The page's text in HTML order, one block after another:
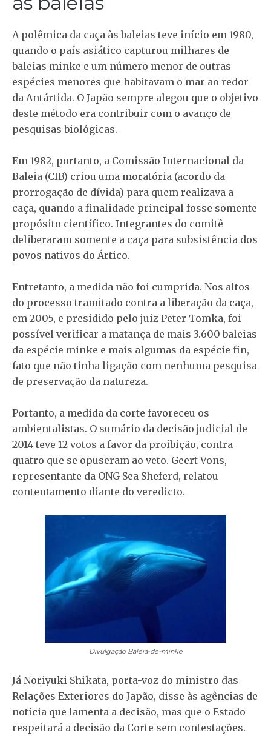
A polêmica da caça às baleias teve início em 1980,
quando o país asiático capturou milhares de
baleias minke e um número menor de outras
espécies menores que habitavam o mar ao redor
da Antártida. O Japão sempre alegou que o objetivo
deste método era contribuir com o avanço de
pesquisas biológicas.
Em 1982, portanto, a Comissão Internacional da
Baleia (CIB) criou uma moratória (acordo da
prorrogação de dívida) para quem realizava a
caça, quando a finalidade principal fosse somente
propósito científico. Integrantes do comitê
deliberaram somente a caça para subsistência dos
povos nativos do Ártico.
Entretanto, a medida não foi cumprida. Nos altos
do processo tramitado contra a liberação da caça,
em 2005, e presidido pelo juiz Peter Tomka, foi
possível verificar a matança de mais 3.600 baleias
da espécie minke e mais algumas da espécie fin,
fato que não tinha ligação com nenhuma pesquisa
de preservação da natureza.
Portanto, a medida da corte favoreceu os
ambientalistas. O sumário da decisão judicial de
2014 teve 12 votos a favor da proibição, contra
quatro que se opuseram ao veto. Geert Vons,
representante da ONG Sea Sheferd, relatou
contentamento diante do veredicto.
DivulgaçãoBaleia-de-minke
Já Noriyuki Shikata, porta-voz do ministro das
Relações Exteriores do Japão, disse às agências de
notícia que lamenta a decisão, mas que o Estado
respeitará a decisão da Corte sem contestações.